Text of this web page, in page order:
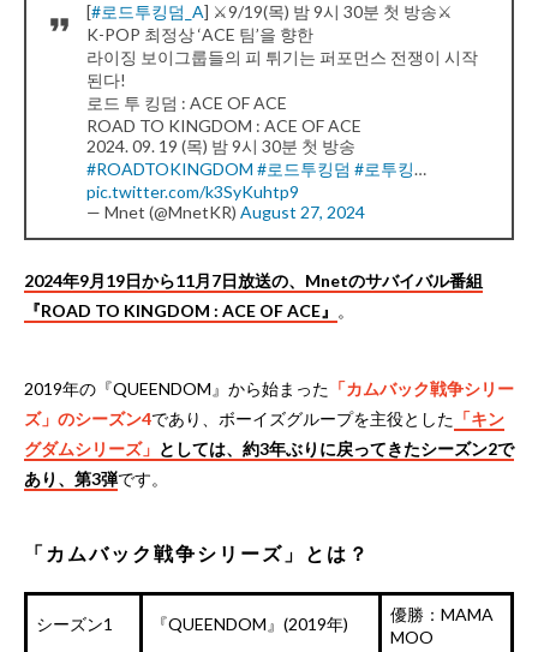
[#로드투킹덤_A] ⚔️9/19(목) 밤 9시 30분 첫 방송⚔️
K-POP 최정상 ‘ACE 팀’을 향한
라이징 보이그룹들의 피 튀기는 퍼포먼스 전쟁이 시작
된다!
로드 투 킹덤 : ACE OF ACE
ROAD TO KINGDOM : ACE OF ACE
2024. 09. 19 (목) 밤 9시 30분 첫 방송
#ROADTOKINGDOM #로드투킹덤 #로투킹…
pic.twitter.com/k3SyKuhtp9
— Mnet (@MnetKR) August 27, 2024
2024年9月19日から11月7日放送の、Mnetのサバイバル番組
『ROAD TO KINGDOM : ACE OF ACE』 。
2019年の『QUEENDOM』から始まった 「カムバック戦争シリー
ズ」のシーズン4であり、ボーイズグループを主役とした 「キン
グダムシリーズ」 としては、約3年ぶりに戻ってきたシーズン2で
あり、第3弾です。
「カムバック戦争シリーズ」とは？
シーズン1 『QUEENDOM』(2019年)
優勝：MAMA
MOO